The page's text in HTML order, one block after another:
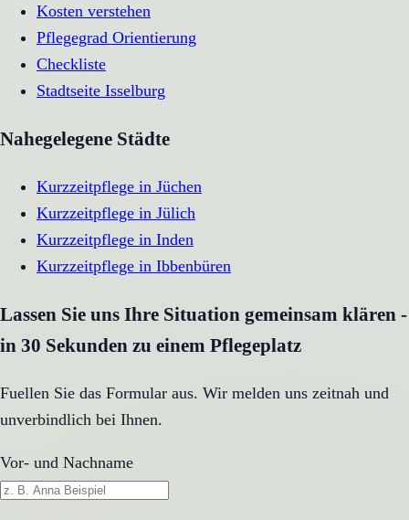
Kosten verstehen
Pflegegrad Orientierung
Checkliste
Stadtseite Isselburg
Nahegelegene Städte
Kurzzeitpflege in Jüchen
Kurzzeitpflege in Jülich
Kurzzeitpflege in Inden
Kurzzeitpflege in Ibbenbüren
Lassen Sie uns Ihre Situation gemeinsam klären -
in 30 Sekunden zu einem Pflegeplatz
Fuellen Sie das Formular aus. Wir melden uns zeitnah und
unverbindlich bei Ihnen.
Vor- und Nachname